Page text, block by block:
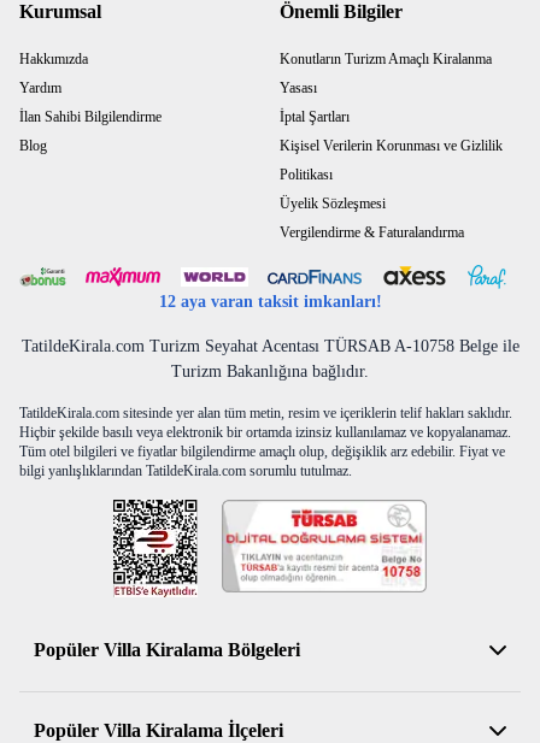
Kurumsal
Hakkımızda
Yardım
İlan Sahibi Bilgilendirme
Blog
Önemli Bilgiler
Konutların Turizm Amaçlı Kiralanma
Yasası
İptal Şartları
Kişisel Verilerin Korunması ve Gizlilik
Politikası
Üyelik Sözleşmesi
Vergilendirme & Faturalandırma
12 aya varan taksit imkanları!
TatildeKirala.com Turizm Seyahat Acentası TÜRSAB A-10758 Belge ile
Turizm Bakanlığına bağlıdır.
TatildeKirala.com sitesinde yer alan tüm metin, resim ve içeriklerin telif hakları saklıdır.
Hiçbir şekilde basılı veya elektronik bir ortamda izinsiz kullanılamaz ve kopyalanamaz.
Tüm otel bilgileri ve fiyatlar bilgilendirme amaçlı olup, değişiklik arz edebilir. Fiyat ve
bilgi yanlışlıklarından TatildeKirala.com sorumlu tutulmaz.
Popüler Villa Kiralama Bölgeleri
Antalya Kiralık Villa
Muğla Kiralık Villa
Popüler Villa Kiralama İlçeleri